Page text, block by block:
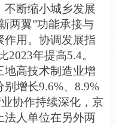
不断缩小城乡发展
两翼”功能承接与
作用。协调发展指
2023年提高5.4。
地高技术制造业增
别增长9.6%、8.9%
协作持续深化，京
法人单位在另外两